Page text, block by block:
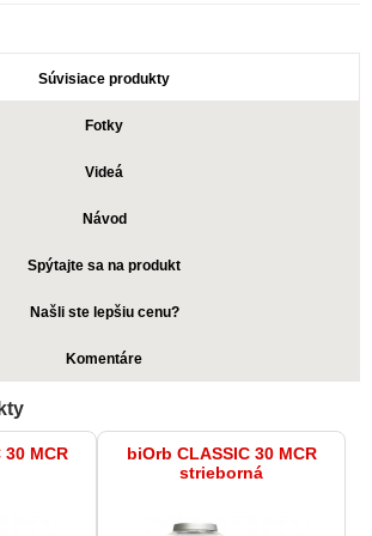
Súvisiace produkty
Fotky
Videá
Návod
Spýtajte sa na produkt
Našli ste lepšiu cenu?
Komentáre
30 MCR
biOrb CLASSIC 30 MCR
strieborná